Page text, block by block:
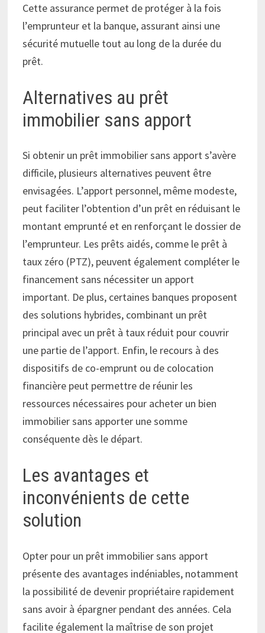
Cette assurance permet de protéger à la fois
l’emprunteur et la banque, assurant ainsi une
sécurité mutuelle tout au long de la durée du
prêt.
Alternatives au prêt
immobilier sans apport
Si obtenir un prêt immobilier sans apport s’avère
difficile, plusieurs alternatives peuvent être
envisagées. L’apport personnel, même modeste,
peut faciliter l’obtention d’un prêt en réduisant le
montant emprunté et en renforçant le dossier de
l’emprunteur. Les prêts aidés, comme le prêt à
taux zéro (PTZ), peuvent également compléter le
financement sans nécessiter un apport
important. De plus, certaines banques proposent
des solutions hybrides, combinant un prêt
principal avec un prêt à taux réduit pour couvrir
une partie de l’apport. Enfin, le recours à des
dispositifs de co-emprunt ou de colocation
financière peut permettre de réunir les
ressources nécessaires pour acheter un bien
immobilier sans apporter une somme
conséquente dès le départ.
Les avantages et
inconvénients de cette
solution
Opter pour un prêt immobilier sans apport
présente des avantages indéniables, notamment
la possibilité de devenir propriétaire rapidement
sans avoir à épargner pendant des années. Cela
facilite également la maîtrise de son projet